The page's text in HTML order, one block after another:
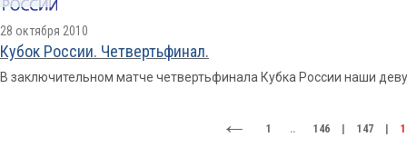
28 октября 2010
Кубок России. Четвертьфинал.
В заключительном матче четвертьфинала Кубка России наши
1 .. 146 147